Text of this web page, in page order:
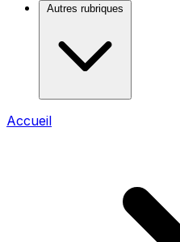
Autres rubriques
Accueil